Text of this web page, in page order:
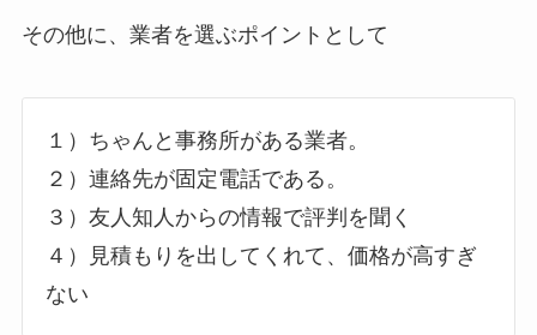
その他に、業者を選ぶポイントとして
１）ちゃんと事務所がある業者。
２）連絡先が固定電話である。
３）友人知人からの情報で評判を聞く
４）見積もりを出してくれて、価格が高すぎ
ない